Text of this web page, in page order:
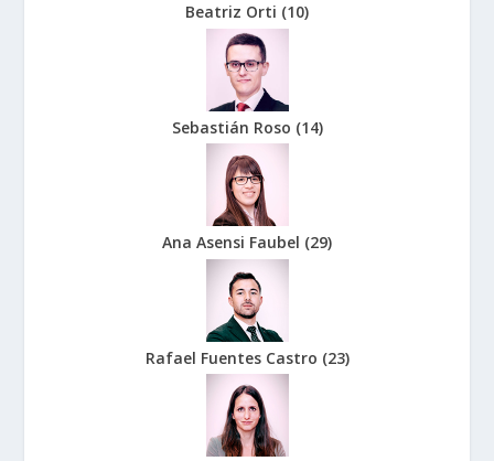
Beatriz Orti (10)
Sebastián Roso (14)
Ana Asensi Faubel (29)
Rafael Fuentes Castro (23)